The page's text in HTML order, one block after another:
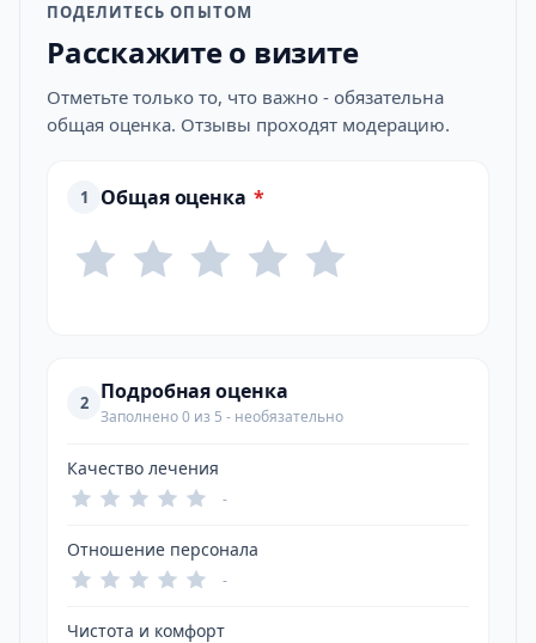
ПОДЕЛИТЕСЬ ОПЫТОМ
Расскажите о визите
Отметьте только то, что важно - обязательна
общая оценка. Отзывы проходят модерацию.
1 Общая оценка *
2 Подробная оценка
Заполнено 0 из 5 - необязательно
Качество лечения
-
Отношение персонала
-
Чистота и комфорт